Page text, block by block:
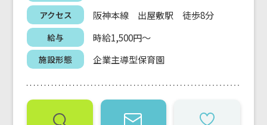
アクセス 阪神本線 出屋敷駅 徒歩8分
給与 時給1,500円～
施設形態 企業主導型保育園